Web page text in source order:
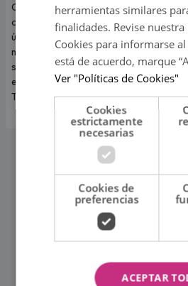
Carín León llega a Lima para
ofrecer este 6 de agosto un
único concierto en Costa 21, en
medio del mejor momento de
su carrera y con las últimas
entradas disponibles en
Teleticket.
La
herramientas similares
finalidades. Revise
Cookies para informarse
está de acuerdo, marque
Ver "Políticas de Cookies"
Cookies
estrictamente
necesarias
Cookies de
preferencias
ACEPTAR